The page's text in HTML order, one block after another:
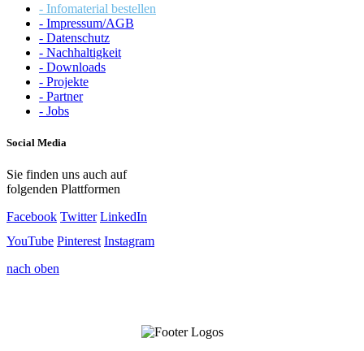
- Infomaterial bestellen
- Impressum/AGB
- Datenschutz
- Nachhaltigkeit
- Downloads
- Projekte
- Partner
- Jobs
Social Media
Sie finden uns auch auf
folgenden Plattformen
Facebook Twitter LinkedIn
YouTube Pinterest Instagram
nach oben